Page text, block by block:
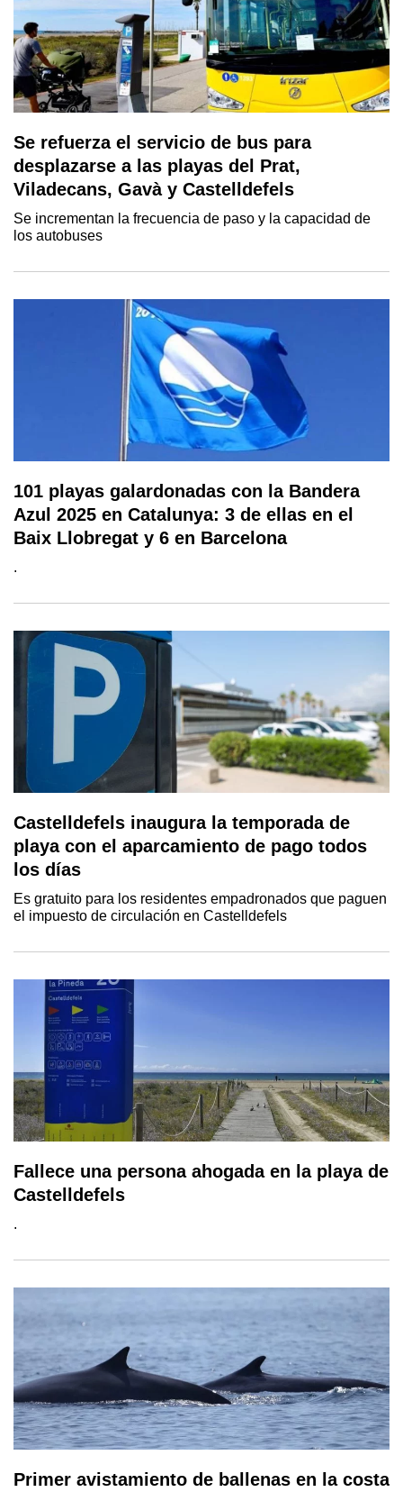
Se refuerza el servicio de bus para
desplazarse a las playas del Prat,
Viladecans, Gavà y Castelldefels
Se incrementan la frecuencia de paso y la capacidad de
los autobuses
101 playas galardonadas con la Bandera
Azul 2025 en Catalunya: 3 de ellas en el
Baix Llobregat y 6 en Barcelona
.
Castelldefels inaugura la temporada de
playa con el aparcamiento de pago todos
los días
Es gratuito para los residentes empadronados que paguen
el impuesto de circulación en Castelldefels
Fallece una persona ahogada en la playa de
Castelldefels
.
Primer avistamiento de ballenas en la costa